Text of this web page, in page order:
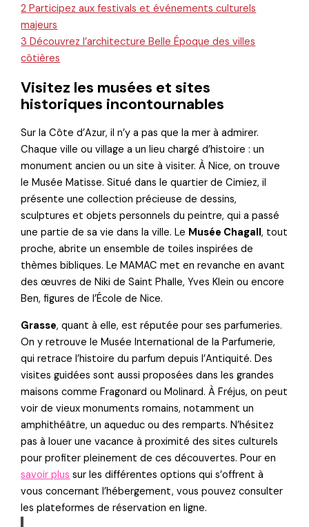
2 Participez aux festivals et événements culturels
majeurs
3 Découvrez l’architecture Belle Époque des villes
côtières
Visitez les musées et sites
historiques incontournables
Sur la Côte d’Azur, il n’y a pas que la mer à admirer.
Chaque ville ou village a un lieu chargé d’histoire : un
monument ancien ou un site à visiter. À Nice, on trouve
le Musée Matisse. Situé dans le quartier de Cimiez, il
présente une collection précieuse de dessins,
sculptures et objets personnels du peintre, qui a passé
une partie de sa vie dans la ville. Le Musée Chagall, tout
proche, abrite un ensemble de toiles inspirées de
thèmes bibliques. Le MAMAC met en revanche en avant
des œuvres de Niki de Saint Phalle, Yves Klein ou encore
Ben, figures de l’École de Nice.
Grasse, quant à elle, est réputée pour ses parfumeries.
On y retrouve le Musée International de la Parfumerie,
qui retrace l’histoire du parfum depuis l’Antiquité. Des
visites guidées sont aussi proposées dans les grandes
maisons comme Fragonard ou Molinard. À Fréjus, on peut
voir de vieux monuments romains, notamment un
amphithéâtre, un aqueduc ou des remparts. N’hésitez
pas à louer une vacance à proximité des sites culturels
pour profiter pleinement de ces découvertes. Pour en
savoir plus sur les différentes options qui s’offrent à
vous concernant l’hébergement, vous pouvez consulter
les plateformes de réservation en ligne.